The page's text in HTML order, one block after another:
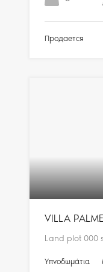
Продается
VILLA
Land plot 000
Υπνοδωμάτια